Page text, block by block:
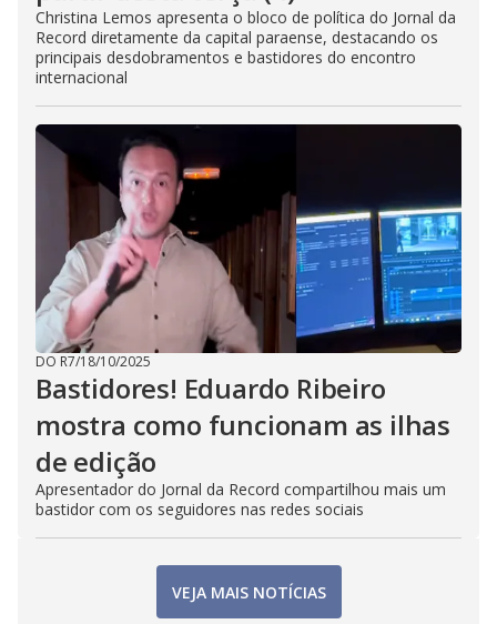
Christina Lemos apresenta o bloco de política do Jornal da
Record diretamente da capital paraense, destacando os
principais desdobramentos e bastidores do encontro
internacional
DO R7/18/10/2025
Bastidores! Eduardo Ribeiro
mostra como funcionam as ilhas
de edição
Apresentador do Jornal da Record compartilhou mais um
bastidor com os seguidores nas redes sociais
VEJA MAIS NOTÍCIAS